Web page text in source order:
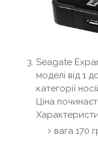
Seagate
моделі від 1
категорії
Ціна
вага 170